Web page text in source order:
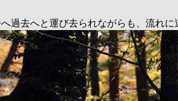
過去へと運び去られながらも、流れ